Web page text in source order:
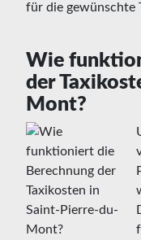
für die gewünschte
Wie
der
Mont?